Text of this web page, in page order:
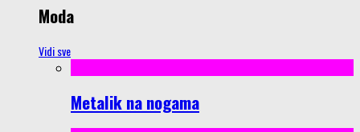
Moda
Vidi sve
Metalik na nogama